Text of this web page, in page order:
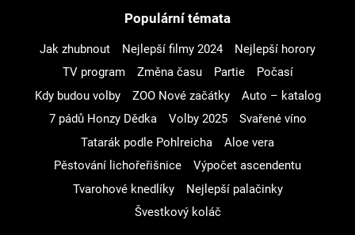
Populární témata
Jak zhubnout Nejlepší filmy 2024
Nejlepší horory
TV program
Změna času Partie
Počasí
Kdy budou volby
ZOO Nové začátky
Auto – katalog
7 pádů Honzy Dědka
Volby 2025
Svařené víno
Tatarák podle Pohlreicha
Aloe vera
Pěstování lichořeřišnice
Výpočet ascendentu
Tvarohové knedlíky
Nejlepší palačinky
Švestkový koláč